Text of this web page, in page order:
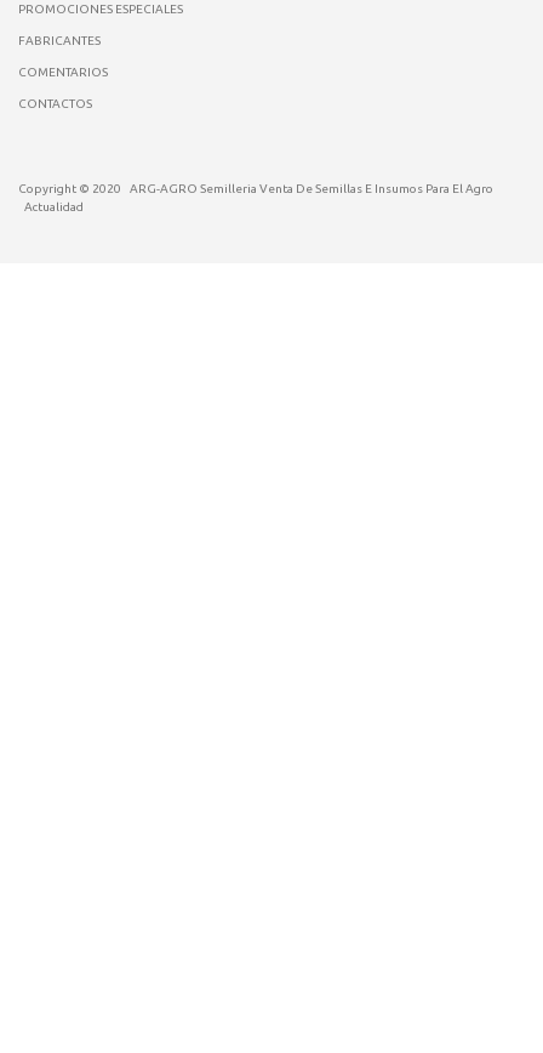
PROMOCIONES ESPECIALES
FABRICANTES
COMENTARIOS
CONTACTOS
Copyright © 2020
ARG-AGRO Semilleria Venta De Semillas E Insumos Para El Agro
Actualidad